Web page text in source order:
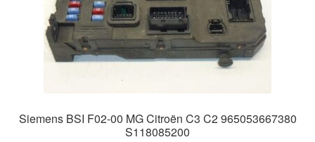
Siemens BSI F02-00 MG Citroën C3 C2 965053667380
S118085200